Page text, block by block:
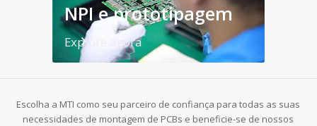
NPI e prototipagem
Explore agora
Escolha a MTI como seu parceiro de confiança para todas as suas
necessidades de montagem de PCBs e beneficie-se de nossos